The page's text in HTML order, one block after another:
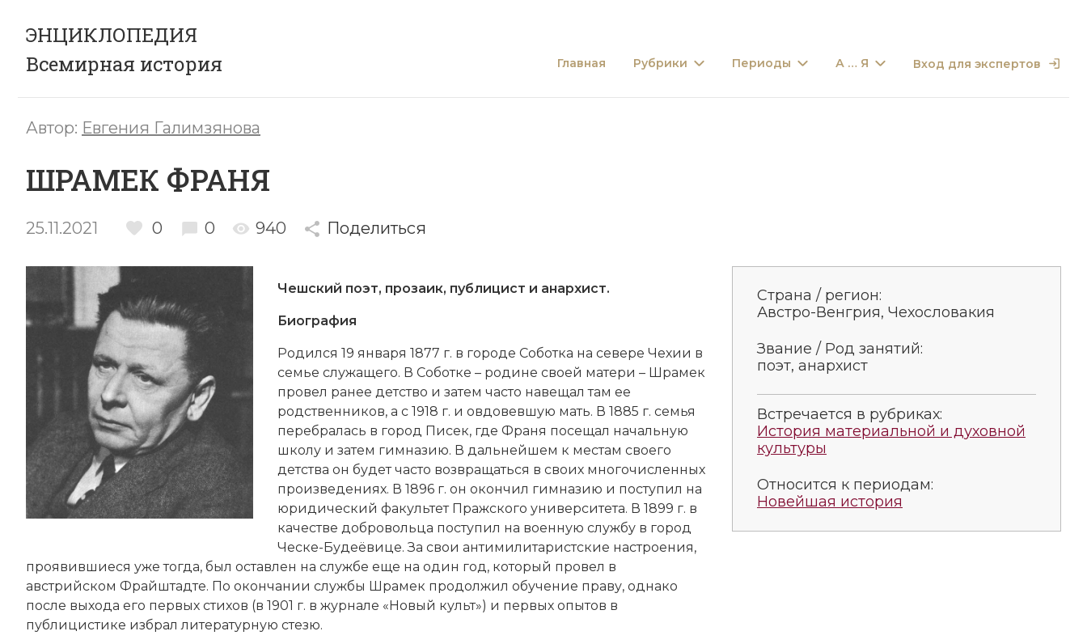
ЭНЦИКЛОПЕДИЯ
Всемирная история
Главная Рубрики Периоды А … Я Вход для экспертов
Автор: Евгения Галимзянова
ШРАМЕК ФРАНЯ
25.11.2021 0 0 940 Поделиться
Чешский поэт, прозаик, публицист и анархист.
Биография
Родился 19 января 1877 г. в городе Соботка на севере Чехии в
семье служащего. В Соботке – родине своей матери – Шрамек
провел ранее детство и затем часто навещал там ее
родственников, а с 1918 г. и овдовевшую мать. В 1885 г. семья
перебралась в город Писек, где Франя посещал начальную
школу и затем гимназию. В дальнейшем к местам своего
детства он будет часто возвращаться в своих многочисленных
произведениях. В 1896 г. он окончил гимназию и поступил на
юридический факультет Пражского университета. В 1899 г. в
качестве добровольца поступил на военную службу в город
Ческе-Будеёвице. За свои антимилитаристские настроения,
проявившиеся уже тогда, был оставлен на службе еще на один год, который провел в
австрийском Фрайштадте. По окончании службы Шрамек продолжил обучение праву, однако
после выхода его первых стихов (в 1901 г. в журнале «Новый культ») и первых опытов в
публицистике избрал литературную стезю.
Страна / регион:
Австро-Венгрия, Чехословакия
Звание / Род занятий:
поэт, анархист
Встречается в рубриках:
История материальной и духовной
культуры
Относится к периодам:
Новейшая история